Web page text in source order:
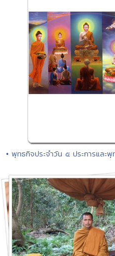
• พุทธกิจประจำวัน ๕ ประการและ